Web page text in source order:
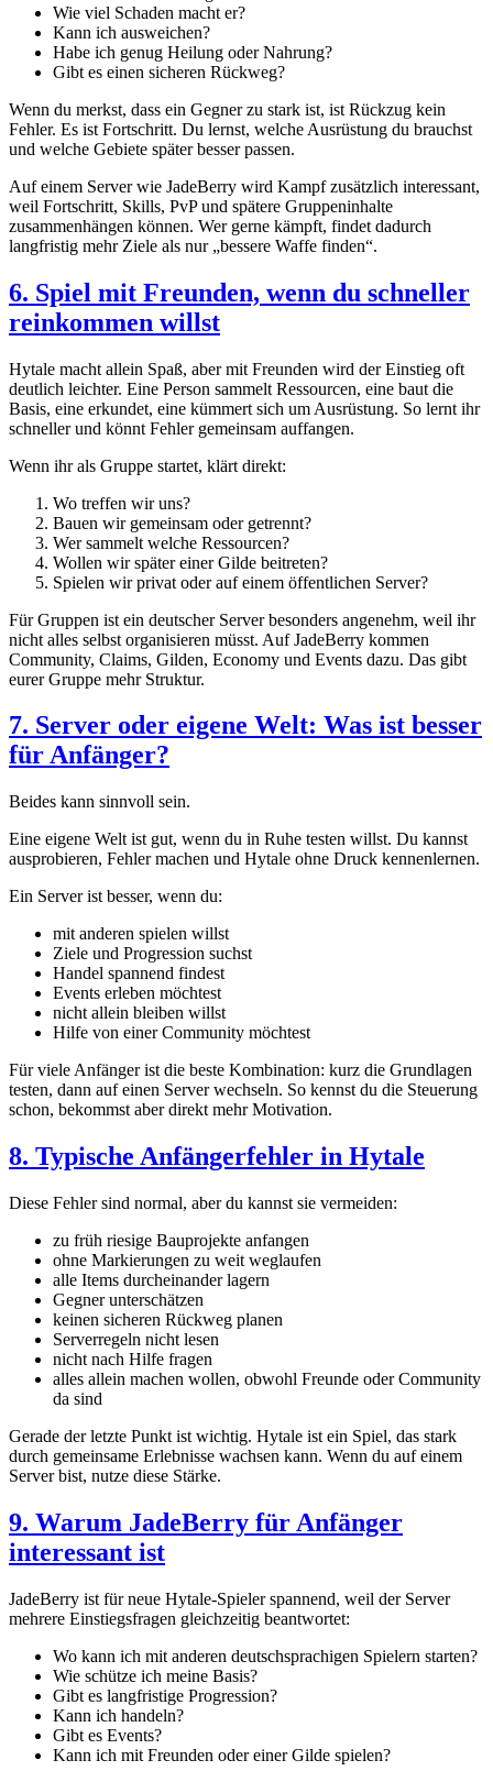
Wie viel Schaden macht er?
Kann ich ausweichen?
Habe ich genug Heilung oder Nahrung?
Gibt es einen sicheren Rückweg?
Wenn du merkst, dass ein Gegner zu stark ist, ist Rückzug kein
Fehler. Es ist Fortschritt. Du lernst, welche Ausrüstung du brauchst
und welche Gebiete später besser passen.
Auf einem Server wie JadeBerry wird Kampf zusätzlich interessant,
weil Fortschritt, Skills, PvP und spätere Gruppeninhalte
zusammenhängen können. Wer gerne kämpft, findet dadurch
langfristig mehr Ziele als nur „bessere Waffe finden“.
6. Spiel mit Freunden, wenn du schneller
reinkommen willst
Hytale macht allein Spaß, aber mit Freunden wird der Einstieg oft
deutlich leichter. Eine Person sammelt Ressourcen, eine baut die
Basis, eine erkundet, eine kümmert sich um Ausrüstung. So lernt ihr
schneller und könnt Fehler gemeinsam auffangen.
Wenn ihr als Gruppe startet, klärt direkt:
Wo treffen wir uns?
Bauen wir gemeinsam oder getrennt?
Wer sammelt welche Ressourcen?
Wollen wir später einer Gilde beitreten?
Spielen wir privat oder auf einem öffentlichen Server?
Für Gruppen ist ein deutscher Server besonders angenehm, weil ihr
nicht alles selbst organisieren müsst. Auf JadeBerry kommen
Community, Claims, Gilden, Economy und Events dazu. Das gibt
eurer Gruppe mehr Struktur.
7. Server oder eigene Welt: Was ist besser
für Anfänger?
Beides kann sinnvoll sein.
Eine eigene Welt ist gut, wenn du in Ruhe testen willst. Du kannst
ausprobieren, Fehler machen und Hytale ohne Druck kennenlernen.
Ein Server ist besser, wenn du:
mit anderen spielen willst
Ziele und Progression suchst
Handel spannend findest
Events erleben möchtest
nicht allein bleiben willst
Hilfe von einer Community möchtest
Für viele Anfänger ist die beste Kombination: kurz die Grundlagen
testen, dann auf einen Server wechseln. So kennst du die Steuerung
schon, bekommst aber direkt mehr Motivation.
8. Typische Anfängerfehler in Hytale
Diese Fehler sind normal, aber du kannst sie vermeiden:
zu früh riesige Bauprojekte anfangen
ohne Markierungen zu weit weglaufen
alle Items durcheinander lagern
Gegner unterschätzen
keinen sicheren Rückweg planen
Serverregeln nicht lesen
nicht nach Hilfe fragen
alles allein machen wollen, obwohl Freunde oder Community
da sind
Gerade der letzte Punkt ist wichtig. Hytale ist ein Spiel, das stark
durch gemeinsame Erlebnisse wachsen kann. Wenn du auf einem
Server bist, nutze diese Stärke.
9. Warum JadeBerry für Anfänger
interessant ist
JadeBerry ist für neue Hytale-Spieler spannend, weil der Server
mehrere Einstiegsfragen gleichzeitig beantwortet:
Wo kann ich mit anderen deutschsprachigen Spielern starten?
Wie schütze ich meine Basis?
Gibt es langfristige Progression?
Kann ich handeln?
Gibt es Events?
Kann ich mit Freunden oder einer Gilde spielen?